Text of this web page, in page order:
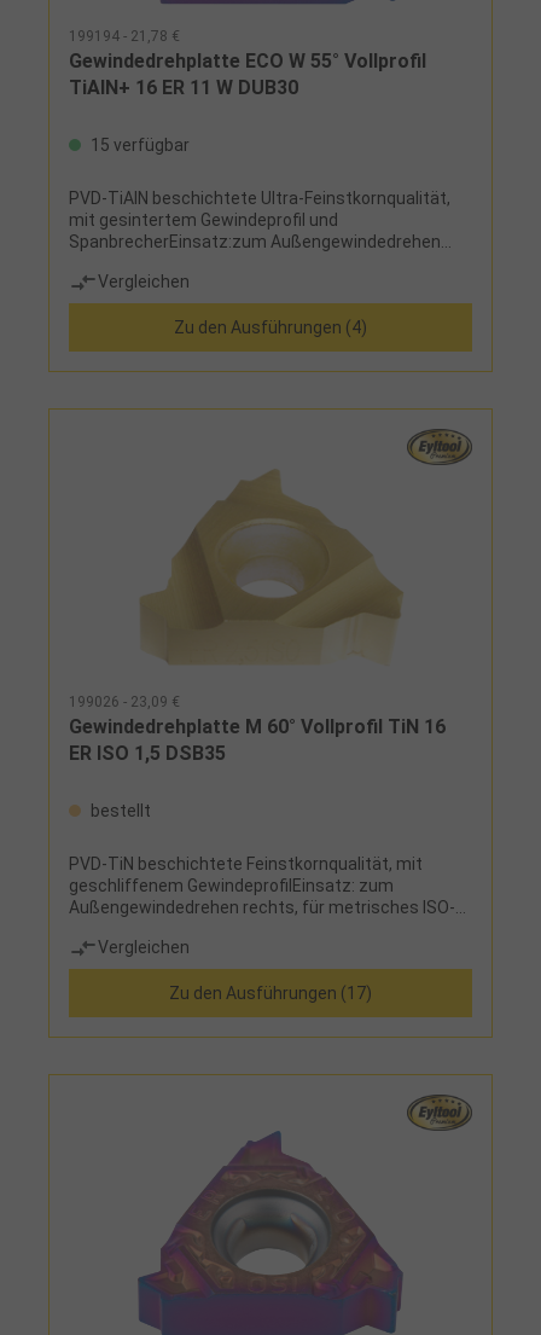
199194 - 21,78 €
Gewindedrehplatte ECO W 55° Vollprofil
TiAlN+ 16 ER 11 W DUB30
15 verfügbar
PVD-TiAlN beschichtete Ultra-Feinstkornqualität,
mit gesintertem Gewindeprofil und
SpanbrecherEinsatz:zum Außengewindedrehen
Vergleichen
Zu den Ausführungen (4)
199026 - 23,09 €
Gewindedrehplatte M 60° Vollprofil TiN 16
ER ISO 1,5 DSB35
bestellt
PVD-TiN beschichtete Feinstkornqualität, mit
geschliffenem GewindeprofilEinsatz: zum
Außengewindedrehen rechts, für metrisches ISO-
Vergleichen
Zu den Ausführungen (17)